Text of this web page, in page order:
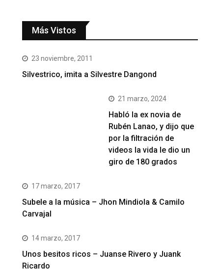
Más Vistos
23 noviembre, 2011
Silvestrico, imita a Silvestre Dangond
21 marzo, 2024
Habló la ex novia de
Rubén Lanao, y dijo que
por la filtración de
videos la vida le dio un
giro de 180 grados
17 marzo, 2017
Subele a la música – Jhon Mindiola & Camilo
Carvajal
14 marzo, 2017
Unos besitos ricos – Juanse Rivero y Juank
Ricardo